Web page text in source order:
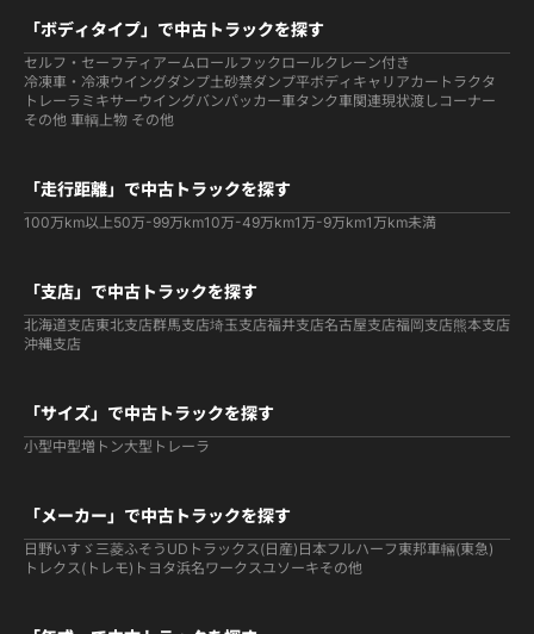
「ボディタイプ」で中古トラックを探す
セルフ・セーフティ アームロールフックロールクレーン付き
冷凍車・冷凍ウイングダンプ土砂禁ダンプ平ボディ キャリアカー トラクタ
トレーラ ミキサーウイングバンパッカー車タンク車関連現状渡しコーナー
その他 車輌上物 その他
「走行距離」で中古トラックを探す
100万km以上50万-99万km10万-49万km1万-9万km1万km未満
「支店」で中古トラックを探す
北海道支店東北支店群馬支店埼玉支店福井支店名古屋支店福岡支店熊本支店
沖縄支店
「サイズ」で中古トラックを探す
小型中型増トン大型 トレーラ
「メーカー」で中古トラックを探す
日野いすゞ 三菱ふそう UDトラックス(日産) 日本フルハーフ 東邦車輛(東急)
トレクス(トレモ) トヨタ浜名ワークスユソーキその他